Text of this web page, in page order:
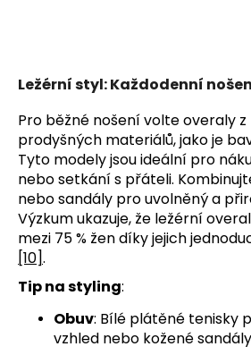
Ležérní styl: Každodenní
Pro běžné nošení volte overaly
prodyšných materiálů, jako je
Tyto modely jsou ideální pro
nebo setkání s přáteli.
nebo sandály pro uvolněný a
Výzkum ukazuje, že ležérní
mezi 75 % žen díky jejich
[10].
Tip na styling:
Obuv: Bílé plátěné tenisky
vzhled nebo kožené